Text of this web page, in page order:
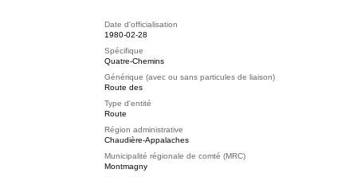
Date d'officialisation
1980-02-28
Spécifique
Quatre-Chemins
Générique (avec ou sans particules de liaison)
Route des
Type d'entité
Route
Région administrative
Chaudière-Appalaches
Municipalité régionale de comté (MRC)
Montmagny